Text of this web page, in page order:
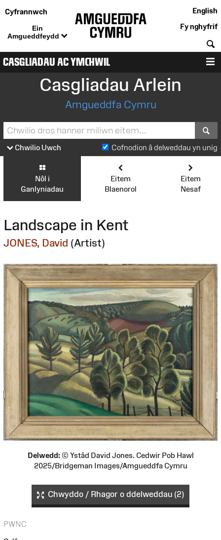
Cyfrannwch
Ein
Amgueddfeydd
English
Fy nghyfrif
CASGLIADAU AC YMCHWIL
Casgliadau Arlein
Amgueddfa Cymru
Chwilio Uwch Cofnodion â delweddau yn unig
Nôl i
Ganlyniadau
Eitem
Blaenorol
Eitem
Nesaf
Landscape in Kent
JONES, David (Artist)
Delwedd: © Ystâd David Jones. Cedwir Pob Hawl
2025/Bridgeman Images/Amgueddfa Cymru
Chwyddo / Rhagor o ddelweddau (2)
PWNC